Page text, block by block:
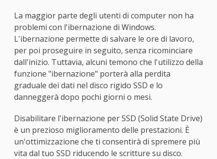
La maggior parte degli utenti di computer non ha
problemi con l'ibernazione di Windows.
L'ibernazione permette di salvare le ore di lavoro,
per poi proseguire in seguito, senza ricominciare
dall'inizio. Tuttavia, alcuni temono che l'utilizzo della
funzione "ibernazione" porterà alla perdita
graduale dei dati nel disco rigido SSD e lo
danneggerà dopo pochi giorni o mesi.
Disabilitare l'ibernazione per SSD (Solid State Drive)
è un prezioso miglioramento delle prestazioni. È
un'ottimizzazione che ti consentirà di spremere più
vita dal tuo SSD riducendo le scritture su disco.